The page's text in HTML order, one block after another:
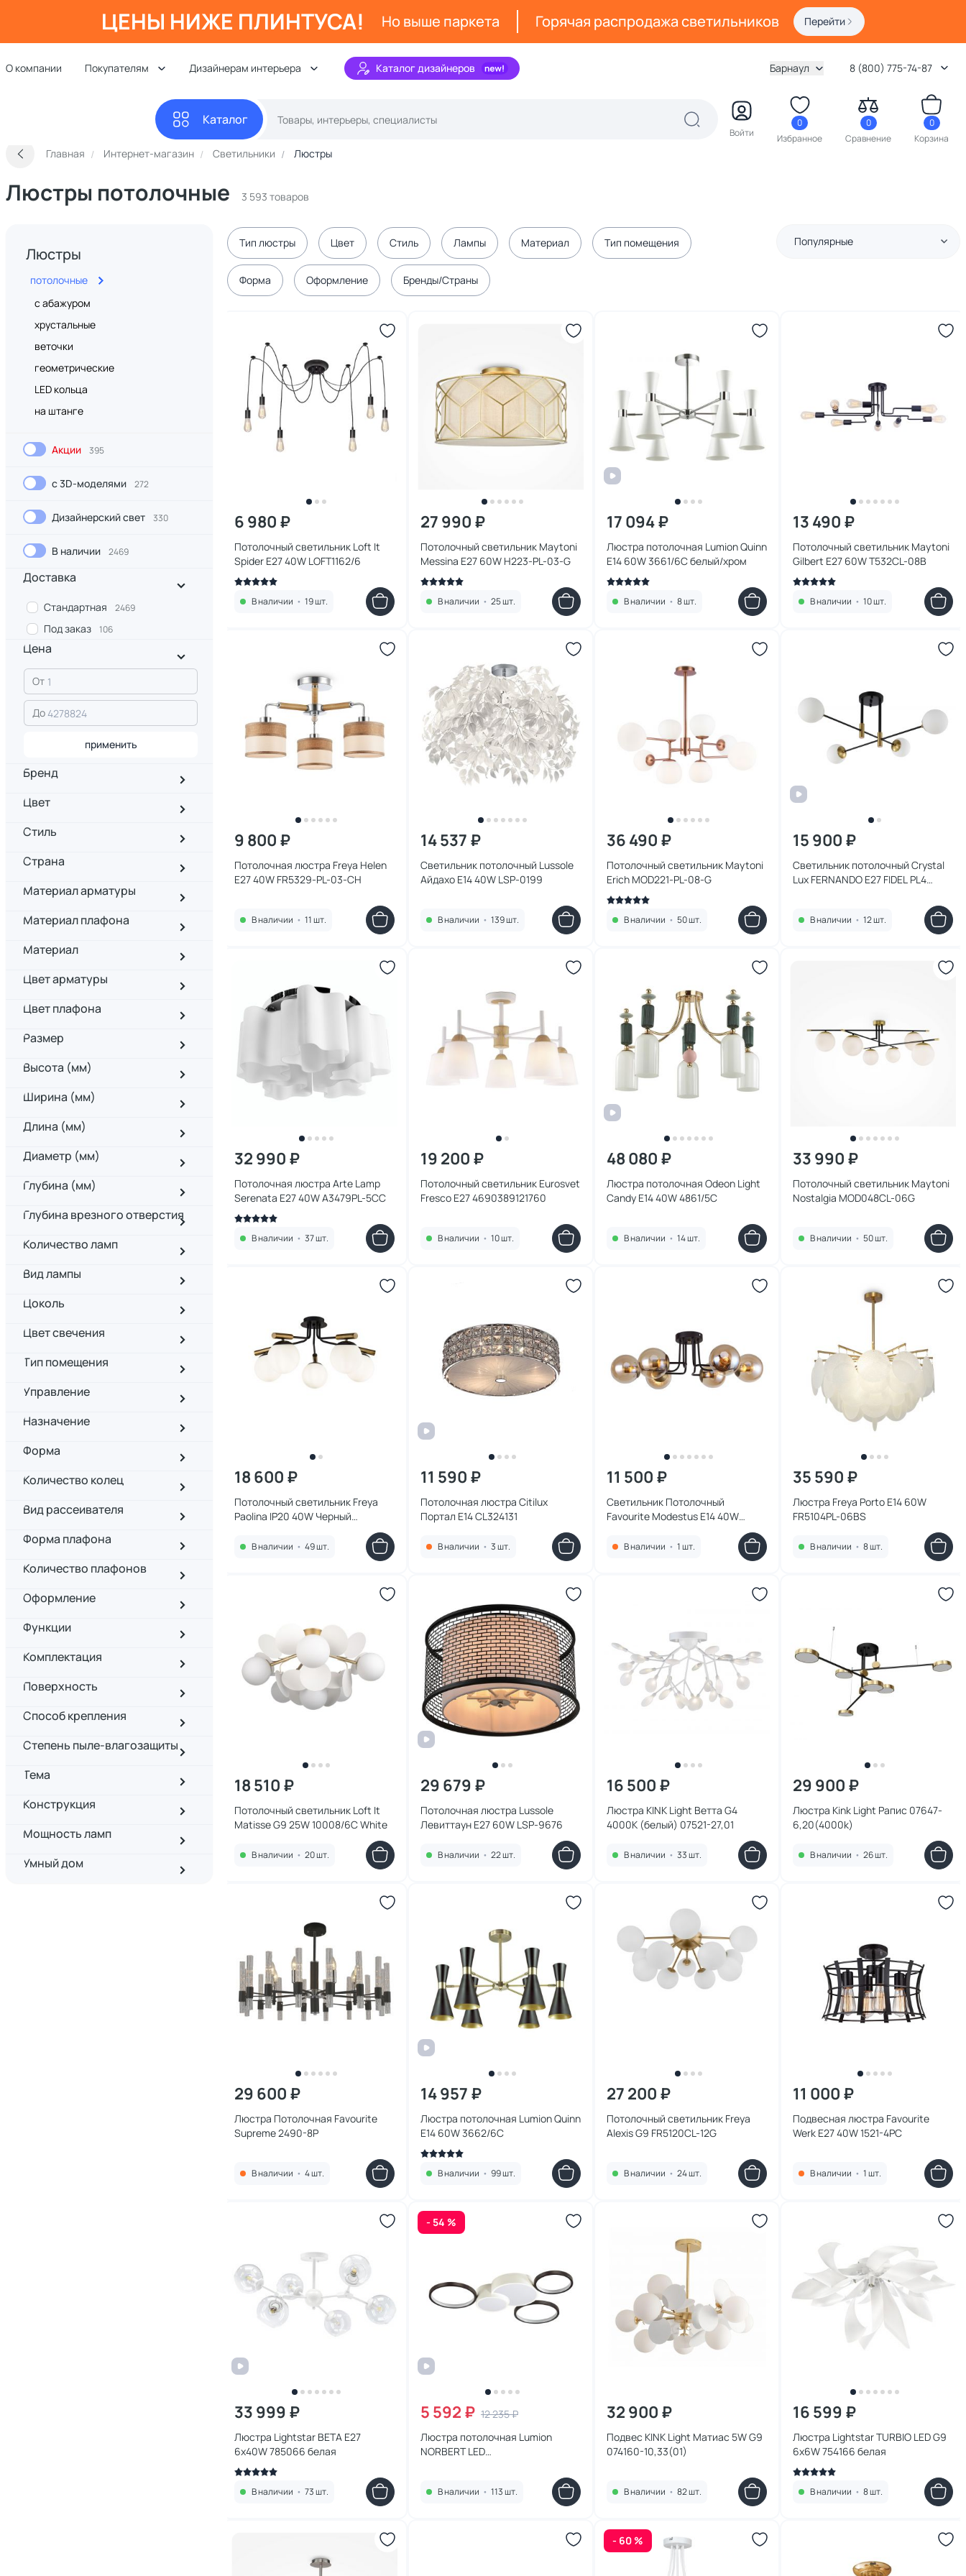
ЦЕНЫ НИЖЕ ПЛИНТУСА! Но выше паркета Горячая распродажа светильников Перейти
О компании Покупателям Дизайнерам интерьера Каталог дизайнеров Барнаул 8 (800) 775-74-87
Каталог
Войти
0
Избранное
0
Сравнение
0
Корзина
Главная Интернет-магазин Светильники Люстры
Люстры потолочные 3 593 товаров
Люстры
потолочные
с абажуром
хрустальные
веточки
геометрические
LED кольца
на штанге
Акции 395
с 3D-моделями 272
Дизайнерский свет 330
В наличии 2469
Доставка
Стандартная 2469
Под заказ 106
Цена
От
До
применить
Бренд
Цвет
Стиль
Страна
Материал арматуры
Материал плафона
Материал
Цвет арматуры
Цвет плафона
Размер
Высота (мм)
Ширина (мм)
Длина (мм)
Диаметр (мм)
Глубина (мм)
Глубина врезного отверстия
Количество ламп
Вид лампы
Цоколь
Цвет свечения
Тип помещения
Управление
Назначение
Форма
Количество колец
Вид рассеивателя
Форма плафона
Количество плафонов
Оформление
Функции
Комплектация
Поверхность
Способ крепления
Степень пыле-влагозащиты
Тема
Конструкция
Мощность ламп
Умный дом
Тип люстры Цвет Стиль Лампы Материал Тип помещения
Форма Оформление Бренды/Страны
Популярные
6 980 ₽
Потолочный светильник Loft It
Spider E27 40W LOFT1162/6
В наличии • 19 шт.
27 990 ₽
Потолочный светильник Maytoni
Messina E27 60W H223-PL-03-G
В наличии • 25 шт.
17 094 ₽
Люстра потолочная Lumion Quinn
E14 60W 3661/6C белый/хром
В наличии • 8 шт.
13 490 ₽
Потолочный светильник Maytoni
Gilbert E27 60W T532CL-08B
В наличии • 10 шт.
9 800 ₽
Потолочная люстра Freya Helen
E27 40W FR5329-PL-03-CH
В наличии • 11 шт.
14 537 ₽
Светильник потолочный Lussole
Айдахо E14 40W LSP-0199
В наличии • 139 шт.
36 490 ₽
Потолочный светильник Maytoni
Erich MOD221-PL-08-G
В наличии • 50 шт.
15 900 ₽
Светильник потолочный Crystal
Lux FERNANDO E27 FIDEL PL4
В наличии • 12 шт.
32 990 ₽
Потолочная люстра Arte Lamp
Serenata E27 40W A3479PL-5CC
В наличии • 37 шт.
19 200 ₽
Потолочный светильник Eurosvet
Fresco E27 4690389121760
В наличии • 10 шт.
48 080 ₽
Люстра потолочная Odeon Light
Candy E14 40W 4861/5C
В наличии • 14 шт.
33 990 ₽
Потолочный светильник Maytoni
Nostalgia MOD048CL-06G
В наличии • 50 шт.
18 600 ₽
Потолочный светильник Freya
Paolina IP20 40W Черный
В наличии • 49 шт.
11 590 ₽
Потолочная люстра Citilux
Портал E14 CL324131
В наличии • 3 шт.
11 500 ₽
Светильник Потолочный
Favourite Modestus E14 40W
В наличии • 1 шт.
35 590 ₽
Люстра Freya Porto E14 60W
FR5104PL-06BS
В наличии • 8 шт.
18 510 ₽
Потолочный светильник Loft It
Matisse G9 25W 10008/6C White
В наличии • 20 шт.
29 679 ₽
Потолочная люстра Lussole
Левиттаун E27 60W LSP-9676
В наличии • 22 шт.
16 500 ₽
Люстра KINK Light Ветта G4
4000К (белый) 07521-27,01
В наличии • 33 шт.
29 900 ₽
Люстра Kink Light Рапис 07647-
6,20(4000k)
В наличии • 26 шт.
29 600 ₽
Люстра Потолочная Favourite
Supreme 2490-8P
В наличии • 4 шт.
14 957 ₽
Люстра потолочная Lumion Quinn
E14 60W 3662/6C
В наличии • 99 шт.
27 200 ₽
Потолочный светильник Freya
Alexis G9 FR5120CL-12G
В наличии • 24 шт.
11 000 ₽
Подвесная люстра Favourite
Werk E27 40W 1521-4PC
В наличии • 1 шт.
33 999 ₽
Люстра Lightstar BETA E27
6x40W 785066 белая
В наличии • 73 шт.
- 54 %
5 592 ₽ 12 235 ₽
Люстра потолочная Lumion
NORBERT LED
В наличии • 113 шт.
32 900 ₽
Подвес KINK Light Матиас 5W G9
074160-10,33(01)
В наличии • 82 шт.
16 599 ₽
Люстра Lightstar TURBIO LED G9
6х6W 754166 белая
В наличии • 8 шт.
- 60 %